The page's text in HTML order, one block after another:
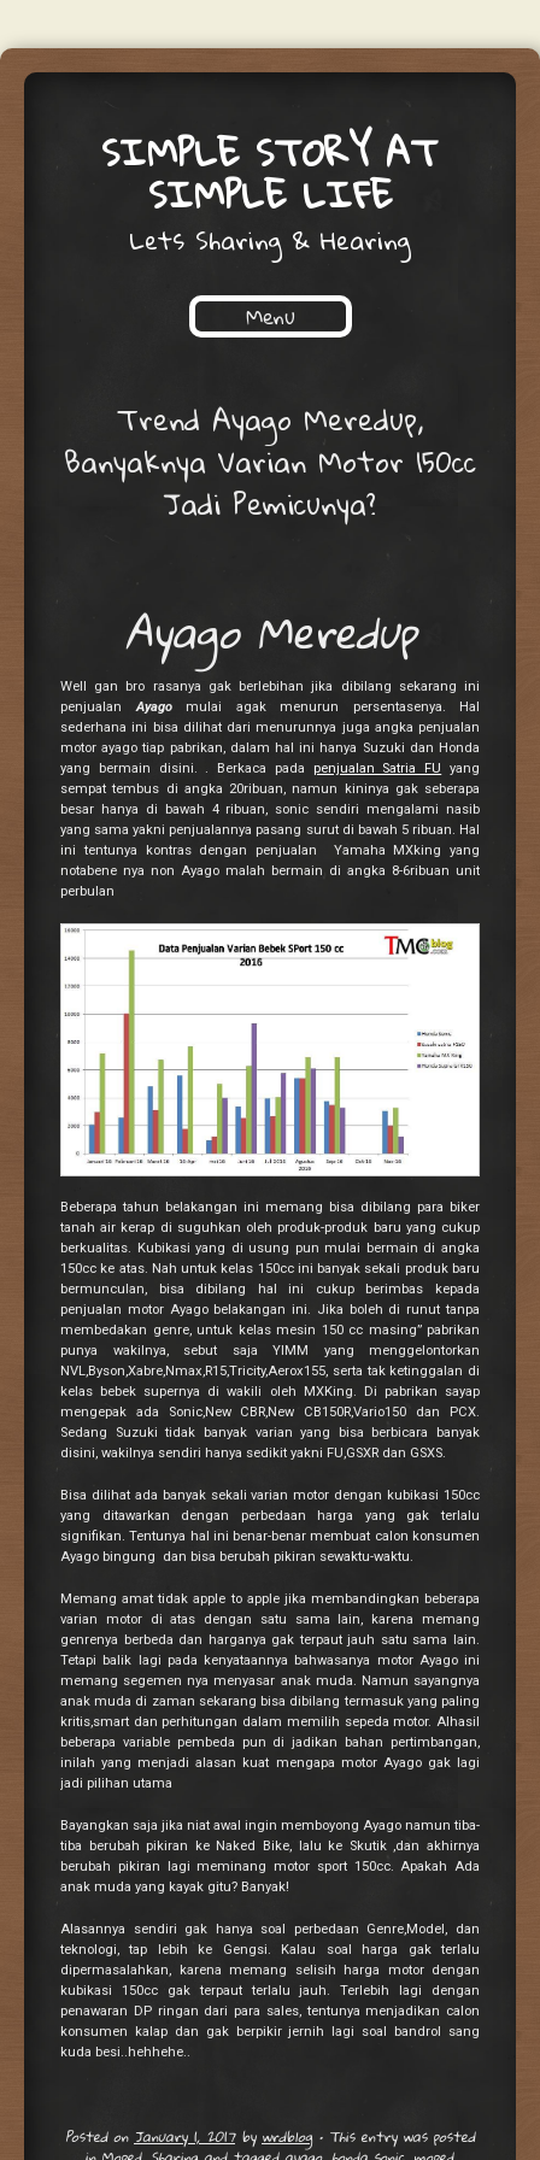
SIMPLE STORY AT
SIMPLE LIFE
Lets Sharing & Hearing
Menu
Trend Ayago Meredup,
Banyaknya Varian Motor 150cc
Jadi Pemicunya?
Ayago Meredup
Well gan bro rasanya gak berlebihan jika dibilang sekarang ini
penjualanAyagomulai agak menurun persentasenya. Hal
sederhana ini bisa dilihat dari menurunnya juga angka penjualan
motor ayago tiap pabrikan, dalam hal ini hanya Suzuki dan Honda
yang bermain disini. . Berkaca pada
penjualan Satria FU yang
sempat tembus di angka 20ribuan, namun kininya gak seberapa
besar hanya di bawah 4 ribuan, sonic sendiri mengalami nasib
yang sama yakni penjualannya pasang surut di bawah 5 ribuan. Hal
ini tentunya kontras dengan penjualan Yamaha MXking yang
notabene nya non Ayago malah bermain di angka 8-6ribuan unit
perbulan
Beberapa tahun belakangan ini memang bisa dibilang para biker
tanah air kerap di suguhkan oleh produk-produk baru yang cukup
berkualitas. Kubikasi yang di usung pun mulai bermain di angka
150cc ke atas. Nah untuk kelas 150cc ini banyak sekali produk baru
bermunculan, bisa dibilang hal ini cukup berimbas kepada
penjualan motor Ayago belakangan ini. Jika boleh di runut tanpa
membedakan genre, untuk kelas mesin 150 cc masing” pabrikan
punya wakilnya, sebut saja YIMM yang menggelontorkan
NVL,Byson,Xabre,Nmax,R15,Tricity,Aerox155, serta tak ketinggalan di
kelas bebek supernya di wakili oleh MXKing. Di pabrikan sayap
mengepak ada Sonic,New CBR,New CB150R,Vario150 dan PCX.
Sedang Suzuki tidak banyak varian yang bisa berbicara banyak
disini, wakilnya sendiri hanya sedikit yakni FU,GSXR dan GSXS.
Bisa dilihat ada banyak sekali varian motor dengan kubikasi 150cc
yang ditawarkan dengan perbedaan harga yang gak terlalu
signifikan. Tentunya hal ini benar-benar membuat calon konsumen
Ayago bingung dan bisa berubah pikiran sewaktu-waktu.
Memang amat tidak apple to apple jika membandingkan beberapa
varian motor di atas dengan satu sama lain, karena memang
genrenya berbeda dan harganya gak terpaut jauh satu sama lain.
Tetapi balik lagi pada kenyataannya bahwasanya motor Ayago ini
memang segemen nya menyasar anak muda. Namun sayangnya
anak muda di zaman sekarang bisa dibilang termasuk yang paling
kritis,smart dan perhitungan dalam memilih sepeda motor. Alhasil
beberapa variable pembeda pun di jadikan bahan pertimbangan,
inilah yang menjadi alasan kuat mengapa motor Ayago gak lagi
jadi pilihan utama
Bayangkan saja jika niat awal ingin memboyong Ayago namun tiba-
tiba berubah pikiran ke Naked Bike, lalu ke Skutik ,dan akhirnya
berubah pikiran lagi meminang motor sport 150cc. Apakah Ada
anak muda yang kayak gitu? Banyak!
Alasannya sendiri gak hanya soal perbedaan Genre,Model, dan
teknologi, tap lebih ke Gengsi. Kalau soal harga gak terlalu
dipermasalahkan, karena memang selisih harga motor dengan
kubikasi 150cc gak terpaut terlalu jauh. Terlebih lagi dengan
penawaran DP ringan dari para sales, tentunya menjadikan calon
konsumen kalap dan gak berpikir jernih lagi soal bandrol sang
kuda besi..hehhehe..
Posted on January 1, 2017by wrdblog • This entry was posted